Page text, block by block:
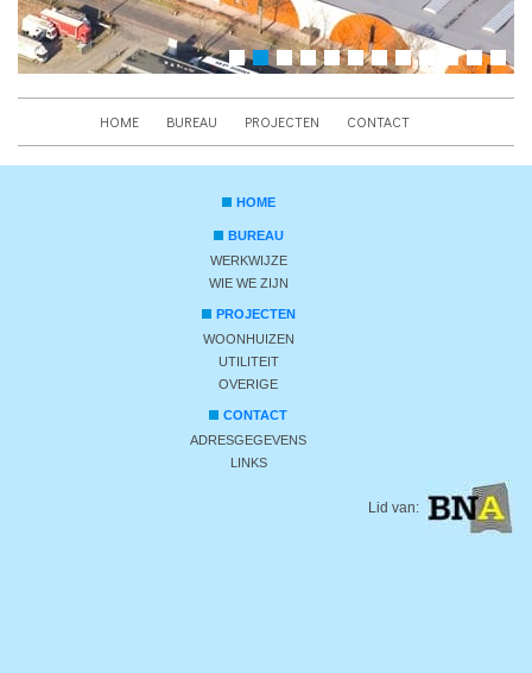
HOME BUREAU PROJECTEN CONTACT
HOME
BUREAU
WERKWIJZE
WIE WE ZIJN
PROJECTEN
WOONHUIZEN
UTILITEIT
OVERIGE
CONTACT
ADRESGEGEVENS
LINKS
Lid van: